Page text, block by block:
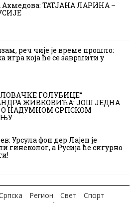
Ахмедова: ТАТЈАНА ЛАРИНА –
реч чије је време прошло:
игра која ће се завршити у
ГОЛУБИЦЕ“
ЖИВКОВИЋА: ЈОШ ЈЕДНА
НАДУМНОМ СРПСКОМ
Урсула фон дер Лајен је
гинеколог, а Русија ће сигурно
Регион Свет
Спорт